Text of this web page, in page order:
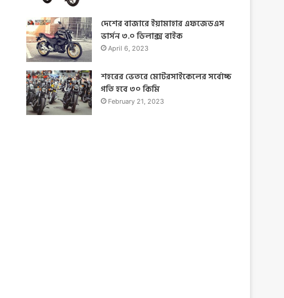
দেশের বাজারে ইয়ামাহার এফজেডএস
ভার্সন ৩.০ ডিলাক্স বাইক
April 6, 2023
শহরের ভেতরে মোটরসাইকেলের সর্বোচ্চ
গতি হবে ৩০ কিমি
February 21, 2023